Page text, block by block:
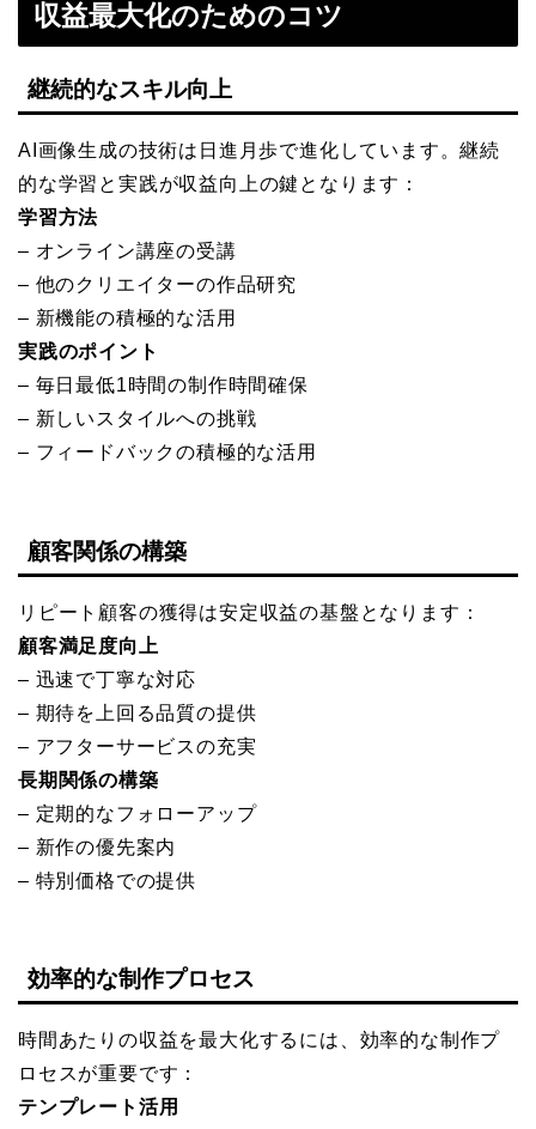
収益最大化のためのコツ
継続的なスキル向上
AI画像生成の技術は日進月歩で進化しています。継続
的な学習と実践が収益向上の鍵となります：
学習方法
– オンライン講座の受講
– 他のクリエイターの作品研究
– 新機能の積極的な活用
実践のポイント
– 毎日最低1時間の制作時間確保
– 新しいスタイルへの挑戦
– フィードバックの積極的な活用
顧客関係の構築
リピート顧客の獲得は安定収益の基盤となります：
顧客満足度向上
– 迅速で丁寧な対応
– 期待を上回る品質の提供
– アフターサービスの充実
長期関係の構築
– 定期的なフォローアップ
– 新作の優先案内
– 特別価格での提供
効率的な制作プロセス
時間あたりの収益を最大化するには、効率的な制作プ
ロセスが重要です：
テンプレート活用